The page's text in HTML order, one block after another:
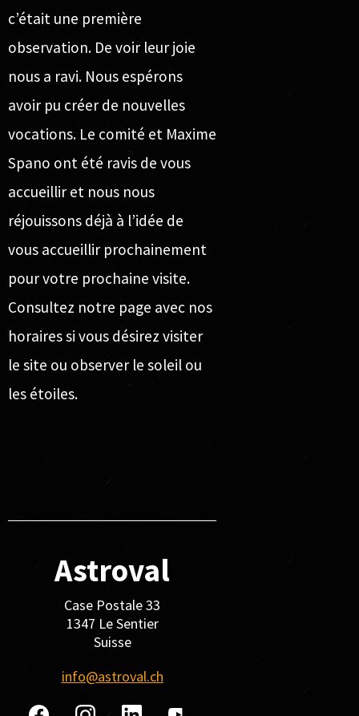
c’était une première
observation. De voir leur joie
nous a ravi. Nous espérons
avoir pu créer de nouvelles
vocations. Le comité et Maxime
Spano ont été ravis de vous
accueillir et nous nous
réjouissons déjà à l’idée de
vous accueillir prochainement
pour votre prochaine visite.
Consultez notre page avec nos
horairessi vous désirez visiter
le site ou observer le soleil ou
les étoiles.
Astroval
Case Postale 33
1347 Le Sentier
Suisse
info@astroval.ch